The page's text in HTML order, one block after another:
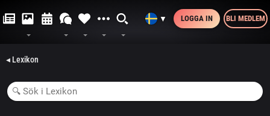
▼ LOGGA IN BLI MEDLEM
◂ Lexikon